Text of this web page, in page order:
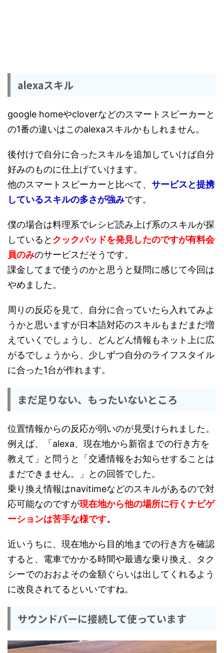
alexaスキル
google homeやcloverなどのスマートスピーカーと
の1番の違いはこのalexaスキルかもしれません。
後付けで自分に合ったスキルを追加していけば自分
好みのものに仕上げていけます。
他のスマートスピーカーと比べて、 サービスと提携
しているスキルの多さが強みです。
僕の場合は料理系でレシピ読み上げ系のスキルが探
していると クックパッドを発見したのですが有料会
員のみのサービスだそうです。
課金してまで使うのかと思うと疑問に感じて今回は
やめました。
周りの反応を見て、自分に合っていたら入れてみよ
うかと思いますが日本語対応のスキルもまだまだ増
えていくでしょうし、どんどん情報もネット上に広
がるでしょうから、少しずつ自分のライフスタイル
に合った1台が作れます。
まだ足りない、もったいないところ
位置情報からの反応が弱いのが見受けられました。
例えば、「alexa、現在地から新宿までの行き方を
教えて」と問うと「交通情報をお知らせすることは
まだできません。」との回答でした。
乗り換え情報はnavitimeなどのスキルがあるので対
応可能なのですが現在地から他の場所に行くナビゲ
ーションは苦手な様です。
近いうちに、現在地から目的地までの行き方を確認
すると、電車でかかる時間や最適な乗り換え、タク
シーでのおおよその金額ぐらいは出してくれるよう
に改良されてるといいですね。
サウンドバーに接続して使っています